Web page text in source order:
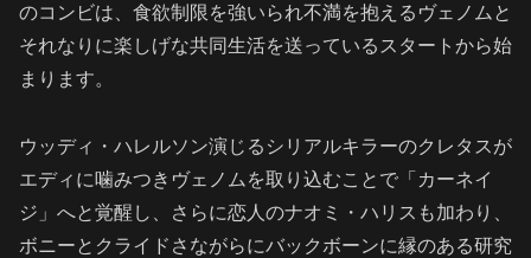
のコンビは、食欲制限を強いられ不満を抱えるヴェノムと
それなりに楽しげな共同生活を送っているスタートから始
まります。
ウッディ・ハレルソン演じるシリアルキラーのクレタスが
エディに噛みつきヴェノムを取り込むことで「カーネイ
ジ」へと覚醒し、さらに恋人のナオミ・ハリスも加わり、
ボニーとクライドさながらにバックボーンに縁のある研究